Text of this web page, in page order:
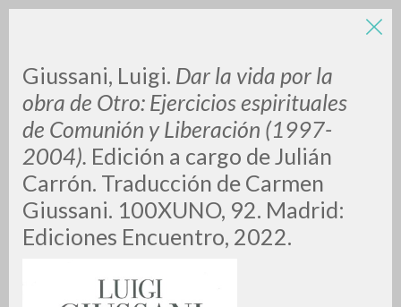
Giussani, Luigi. Dar la vida por la
obra de Otro: Ejercicios espirituales
de Comunión y Liberación (1997-
2004). Edición a cargo de Julián
Carrón. Traducción de Carmen
Giussani. 100XUNO, 92. Madrid:
Ediciones Encuentro, 2022.
ADVANCED SEARCH »
0RESULTS FOUND